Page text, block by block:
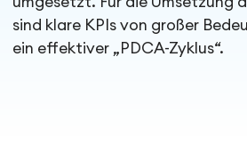
sind klare KPIs von großer
ein effektiver „PDCA-Zyklus“.